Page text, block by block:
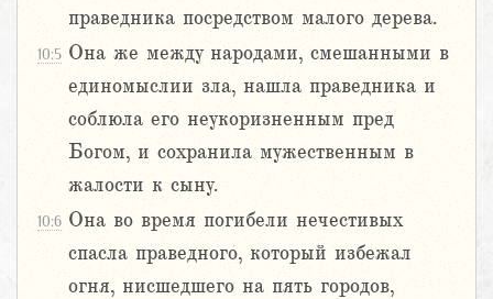
праведника посредством малого дерева.
10:5 Она же между народами, смешанными в
единомыслии зла, нашла праведника и
соблюла его неукоризненным пред
Богом, и сохранила мужественным в
жалости к сыну.
10:6 Она во время погибели нечестивых
спасла праведного, который избежал
огня, нисшедшего на пять городов,